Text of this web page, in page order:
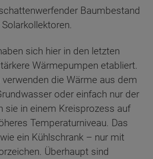
Baumbestand
sich hier in den letzten
Wärmepumpen etabliert.
die Wärme aus dem
oder einfach nur der
sie in einem Kreisprozess auf
Temperaturniveau. Das
ein Kühlschrank – nur mit
Überhaupt sind